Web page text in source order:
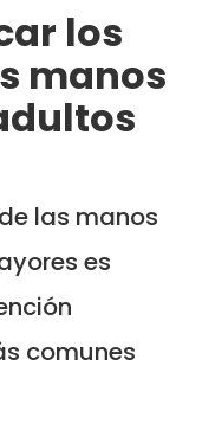
los
manos
las manos
es
comunes